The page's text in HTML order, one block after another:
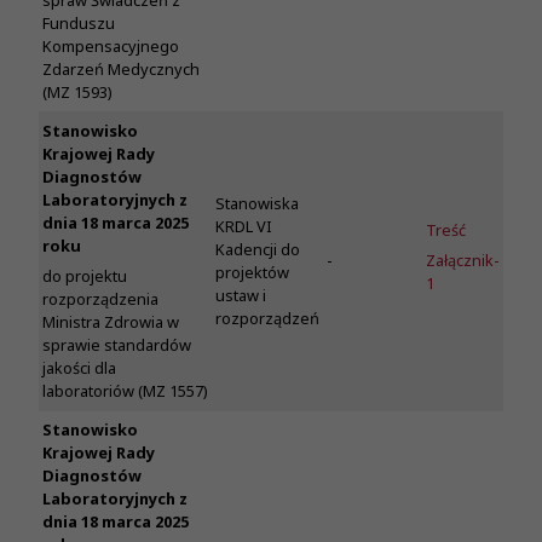
Funduszu
Kompensacyjnego
Zdarzeń Medycznych
(MZ 1593)
Stanowisko
Krajowej Rady
Diagnostów
Laboratoryjnych z
dnia 18 marca 2025
roku
do projektu
rozporządzenia
Ministra Zdrowia w
sprawie standardów
jakości dla
laboratoriów (MZ 1557)
Stanowiska
KRDL VI
Kadencji do
projektów
ustaw i
rozporządzeń
-
Treść
Załącznik-
1
Stanowisko
Krajowej Rady
Diagnostów
Laboratoryjnych z
dnia 18 marca 2025